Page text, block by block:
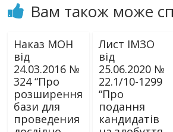
Вам також може
Наказ МОН
від
24.03.2016 №
324 “Про
розширення
бази для
проведения
Лист ІМЗО
від
25.06.2020 №
22.1/10-1299
“Про
подання
кандидатів